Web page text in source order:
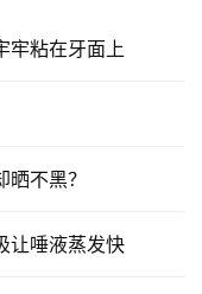
牢粘在牙面上
不黑？
让唾液蒸发快